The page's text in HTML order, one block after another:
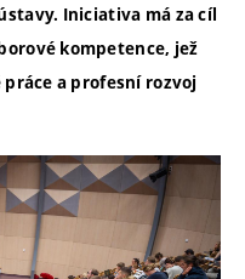
Iniciativa má za cíl
kompetence, jež
a profesní rozvoj